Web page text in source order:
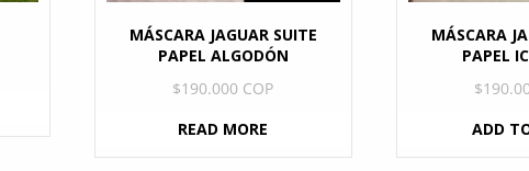
MÁSCARA JAGUAR SUITE
PAPEL ALGODÓN
$190.000 COP
READ MORE
MÁSCARA
PAPEL
$
ADD